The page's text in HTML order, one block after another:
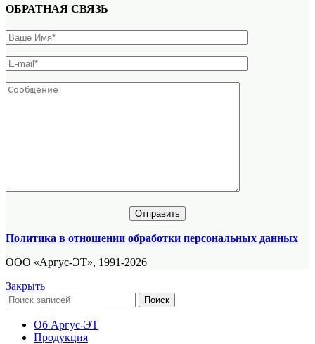
ОБРАТНАЯ СВЯЗЬ
Политика в отношении обработки персональных данных
ООО «Аргус-ЭТ», 1991-2026
Закрыть
Поиск
Об Аргус-ЭТ
Продукция